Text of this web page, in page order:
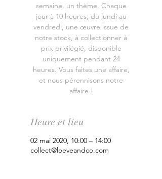
semaine, un thème. Chaque
jour à 10 heures, du lundi au
vendredi, une œuvre issue de
notre stock, à collectionner à
prix privilégié, disponible
uniquement pendant 24
heures. Vous faites une affaire,
et nous pérennisons notre
affaire !
Heure et lieu
02 mai 2020, 10:00 – 14:00
collect@loeveandco.com